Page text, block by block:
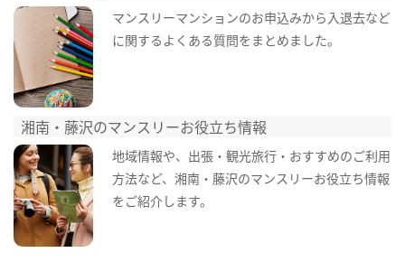
マンスリーマンションのお申込みから入退去など
に関するよくある質問をまとめました。
湘南・藤沢のマンスリーお役立ち情報
地域情報や、出張・観光旅行・おすすめのご利用
方法など、湘南・藤沢のマンスリーお役立ち情報
をご紹介します。